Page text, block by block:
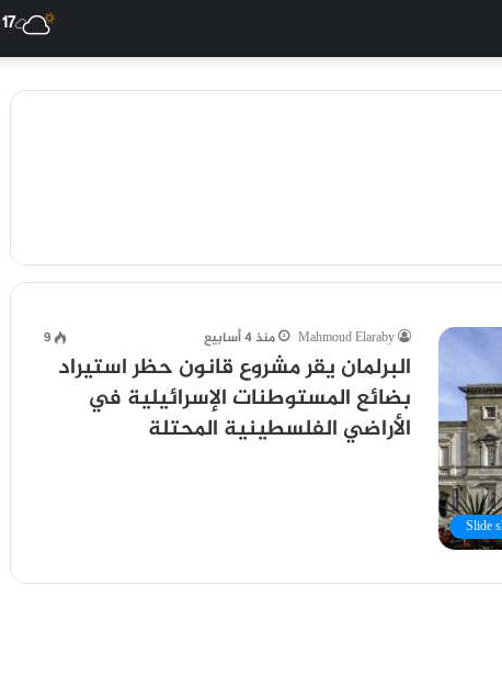
17
Slide
Mahmoud Elaraby منذ 4 أسابيع 9
البرلمان يقر مشروع قانون حظر استيراد
بضائع المستوطنات الإسرائيلية في
الأراضي الفلسطينية المحتلة